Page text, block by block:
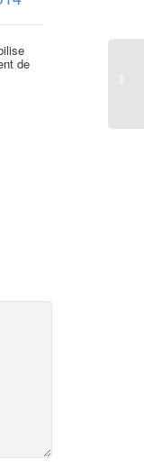
de
celles du